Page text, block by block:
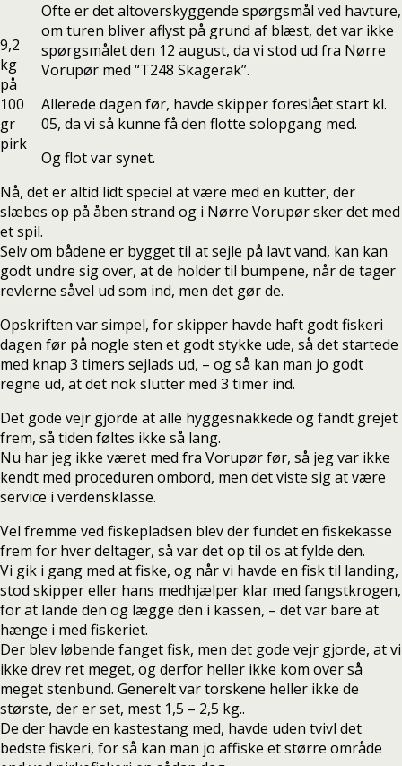
9,2
kg
på
100
gr
pirk
Ofte er det altoverskyggende spørgsmål ved havture,
om turen bliver aflyst på grund af blæst, det var ikke
spørgsmålet den 12 august, da vi stod ud fra Nørre
Vorupør med “T248 Skagerak”.
Allerede dagen før, havde skipper foreslået start kl.
05, da vi så kunne få den flotte solopgang med.
Og flot var synet.
Nå, det er altid lidt speciel at være med en kutter, der
slæbes op på åben strand og i Nørre Vorupør sker det med
et spil.
Selv om bådene er bygget til at sejle på lavt vand, kan kan
godt undre sig over, at de holder til bumpene, når de tager
revlerne såvel ud som ind, men det gør de.
Opskriften var simpel, for skipper havde haft godt fiskeri
dagen før på nogle sten et godt stykke ude, så det startede
med knap 3 timers sejlads ud, – og så kan man jo godt
regne ud, at det nok slutter med 3 timer ind.
Det gode vejr gjorde at alle hyggesnakkede og fandt grejet
frem, så tiden føltes ikke så lang.
Nu har jeg ikke været med fra Vorupør før, så jeg var ikke
kendt med proceduren ombord, men det viste sig at være
service i verdensklasse.
Vel fremme ved fiskepladsen blev der fundet en fiskekasse
frem for hver deltager, så var det op til os at fylde den.
Vi gik i gang med at fiske, og når vi havde en fisk til landing,
stod skipper eller hans medhjælper klar med fangstkrogen,
for at lande den og lægge den i kassen, – det var bare at
hænge i med fiskeriet.
Der blev løbende fanget fisk, men det gode vejr gjorde, at vi
ikke drev ret meget, og derfor heller ikke kom over så
meget stenbund. Generelt var torskene heller ikke de
største, der er set, mest 1,5 – 2,5 kg..
De der havde en kastestang med, havde uden tvivl det
bedste fiskeri, for så kan man jo affiske et større område